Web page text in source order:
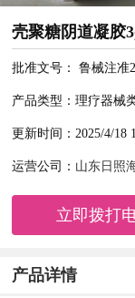
壳聚糖阴道凝胶
批准文号： 鲁械注准
产品类型：理疗器械
更新时间：2025/4/18
运营公司： 山东日照
立即拨打
产品详情